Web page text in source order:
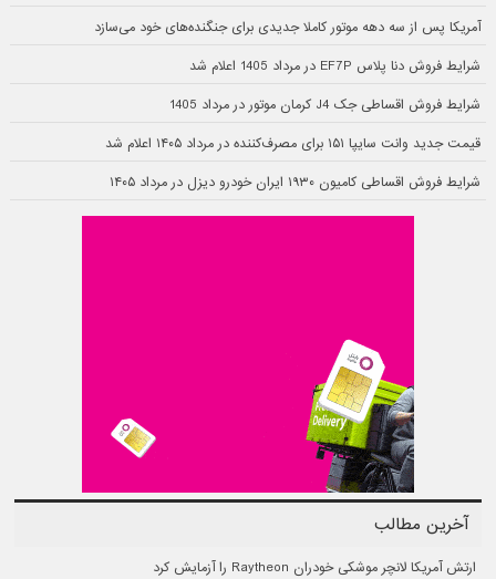
آمریکا پس از سه دهه موتور کاملا جدیدی برای جنگنده‌های خود می‌سازد
شرایط فروش دنا پلاس EF7P در مرداد 1405 اعلام شد
شرایط فروش اقساطی جک J4 کرمان موتور در مرداد 1405
قیمت جدید وانت سایپا ۱۵۱ برای مصرف‌کننده در مرداد ۱۴۰۵ اعلام شد
شرایط فروش اقساطی کامیون ۱۹۳۰ ایران خودرو دیزل در مرداد ۱۴۰۵
آخرین مطالب
ارتش آمریکا لانچر موشکی خودران Raytheon را آزمایش کرد